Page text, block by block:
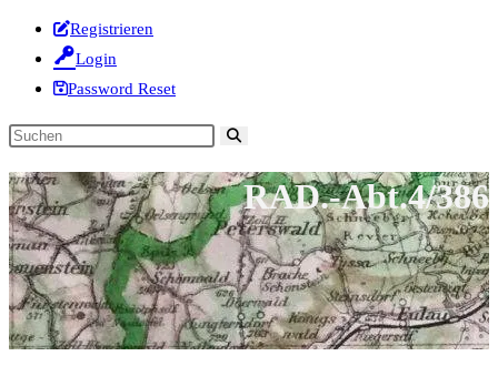
Registrieren
Login
Password Reset
Diese
durchsuchen
RAD.-Abt.4/386